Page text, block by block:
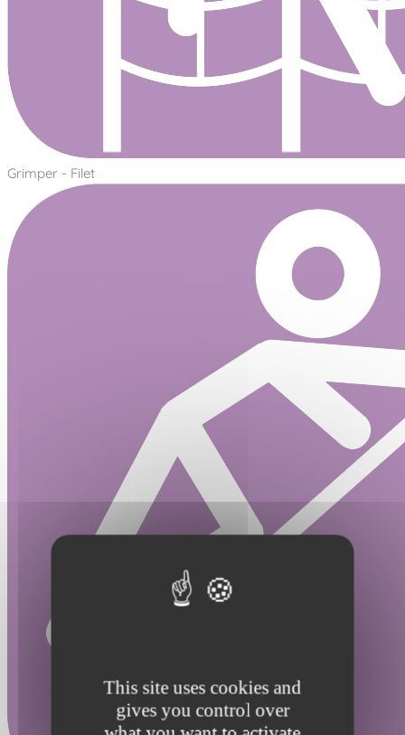
This site uses cookies and
gives you control over
Grimper - Filet